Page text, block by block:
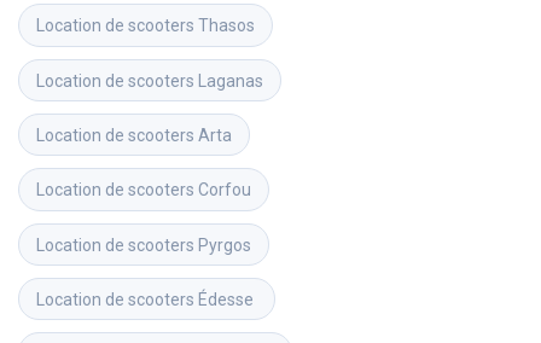
Location de scooters Thasos
Location de scooters Laganas
Location de scooters Arta
Location de scooters Corfou
Location de scooters Pyrgos
Location de scooters Édesse